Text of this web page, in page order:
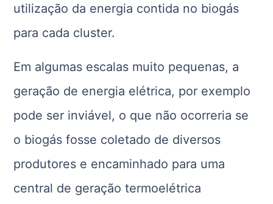
utilização da energia contida no biogás
para cada cluster.
Em algumas escalas muito pequenas, a
geração de energia elétrica, por exemplo
pode ser inviável, o que não ocorreria se
o biogás fosse coletado de diversos
produtores e encaminhado para uma
central de geração termoelétrica